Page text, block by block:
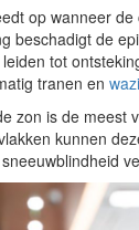
op wanneer
beschadigt de
tot
tranen en
zon is de meest
kunnen